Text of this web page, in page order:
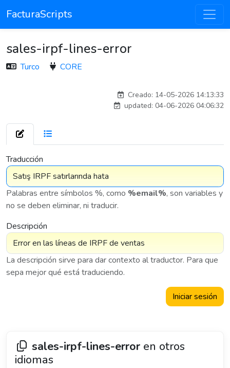
FacturaScripts
sales-irpf-lines-error
Turco CORE
Creado: 14-05-2026 14:13:33
updated: 04-06-2026 04:06:32
Traducción
Palabras entre símbolos %, como %email%, son variables y
no se deben eliminar, ni traducir.
Descripción
La descripción sirve para dar contexto al traductor. Para que
sepa mejor qué está traduciendo.
Iniciar sesión
sales-irpf-lines-error en otros
idiomas